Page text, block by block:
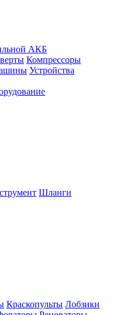
АКБ
Компрессоры
Устройства
Шланги
Краскопульты Лобзики